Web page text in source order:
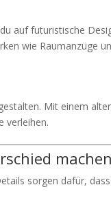
auf futuristische
wie Raumanzüge
Mit einem
verleihen.
machen
sorgen dafür,